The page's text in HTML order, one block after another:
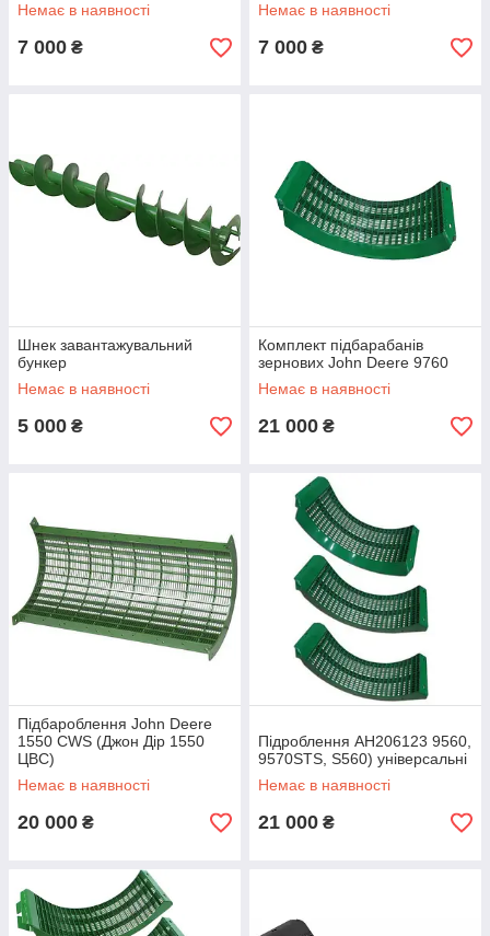
Немає в наявності
7 000 ₴
Немає в наявності
7 000 ₴
Шнек завантажувальний
бункер
Немає в наявності
5 000 ₴
Комплект підбарабанів
зернових John Deere 9760
Немає в наявності
21 000 ₴
Підбароблення John Deere
1550 CWS (Джон Дір 1550
ЦВС)
Немає в наявності
20 000 ₴
Підроблення AH206123 9560,
9570STS, S560) універсальні
Немає в наявності
21 000 ₴